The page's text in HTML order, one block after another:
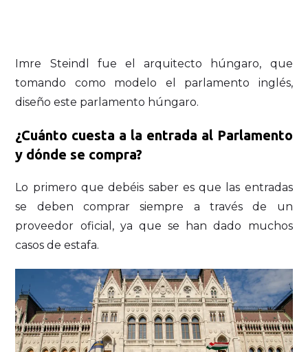
Imre Steindl fue el arquitecto húngaro, que
tomando como modelo el parlamento inglés,
diseño este parlamento húngaro.
¿Cuánto cuesta a la entrada al Parlamento
y dónde se compra?
Lo primero que debéis saber es que las entradas
se deben comprar siempre a través de un
proveedor oficial, ya que se han dado muchos
casos de estafa.